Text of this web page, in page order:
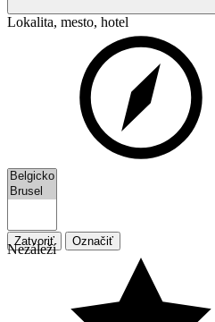
Lokalita, mesto, hotel
Zatvoriť Označiť
Nezáleží